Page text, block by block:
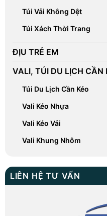
Túi Vải Không Dệt
Túi Xách Thời Trang
ĐỊU TRẺ EM
VALI, TÚI DU LỊCH CẦN
Túi Du Lịch Cần Kéo
Vali Kéo Nhựa
Vali Kéo Vải
Vali Khung Nhôm
LIÊN HỆ TƯ VẤN